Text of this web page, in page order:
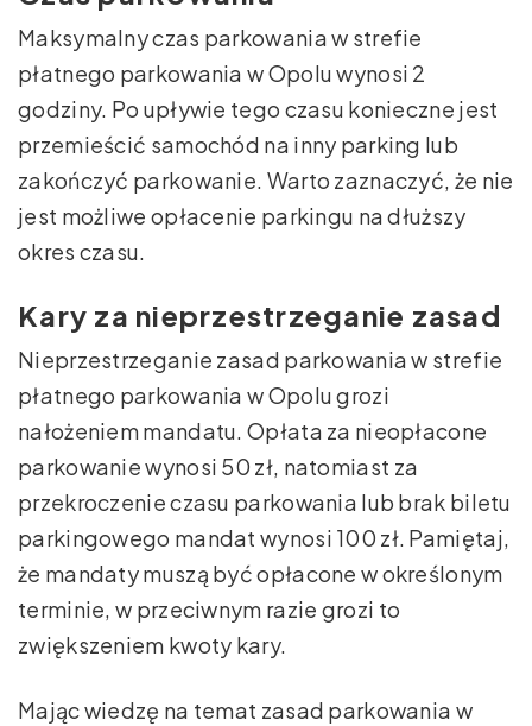
Maksymalny czas parkowania w strefie
płatnego parkowania w Opolu wynosi 2
godziny. Po upływie tego czasu konieczne jest
przemieścić samochód na inny parking lub
zakończyć parkowanie. Warto zaznaczyć, że nie
jest możliwe opłacenie parkingu na dłuższy
okres czasu.
Kary za nieprzestrzeganie zasad
Nieprzestrzeganie zasad parkowania w strefie
płatnego parkowania w Opolu grozi
nałożeniem mandatu. Opłata za nieopłacone
parkowanie wynosi 50 zł, natomiast za
przekroczenie czasu parkowania lub brak biletu
parkingowego mandat wynosi 100 zł. Pamiętaj,
że mandaty muszą być opłacone w określonym
terminie, w przeciwnym razie grozi to
zwiększeniem kwoty kary.
Mając wiedzę na temat zasad parkowania w